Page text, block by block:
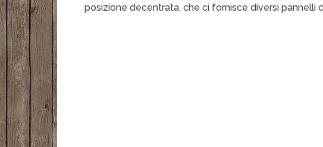
posizione decentrata, che ci fornisce diversi pannelli